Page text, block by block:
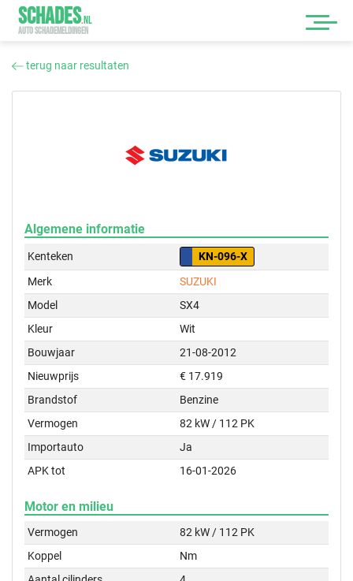
SCHADES.NL
AUTO SCHADEMELDINGEN
terug naar resultaten
Algemene informatie
Kenteken
KN-096-X
Merk
SUZUKI
Model
SX4
Kleur
Wit
Bouwjaar
21-08-2012
Nieuwprijs
€ 17.919
Brandstof
Benzine
Vermogen
82 kW / 112 PK
Importauto
Ja
APK tot
16-01-2026
Motor en milieu
Vermogen
82 kW / 112 PK
Koppel
Nm